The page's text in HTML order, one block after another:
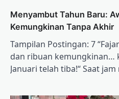
Menyambut Tahun Baru:
Kemungkinan Tanpa Akhir
Tampilan Postingan: 7
dan ribuan kemungkinan…
Januari telah tiba!“ Saat